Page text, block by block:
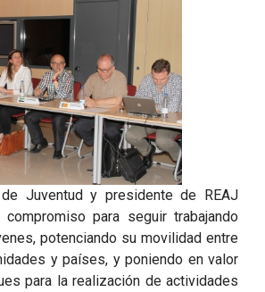
Juventud y presidente de REAJ
para seguir trabajando
potenciando su movilidad entre
y países, y poniendo en valor
para la realización de actividades